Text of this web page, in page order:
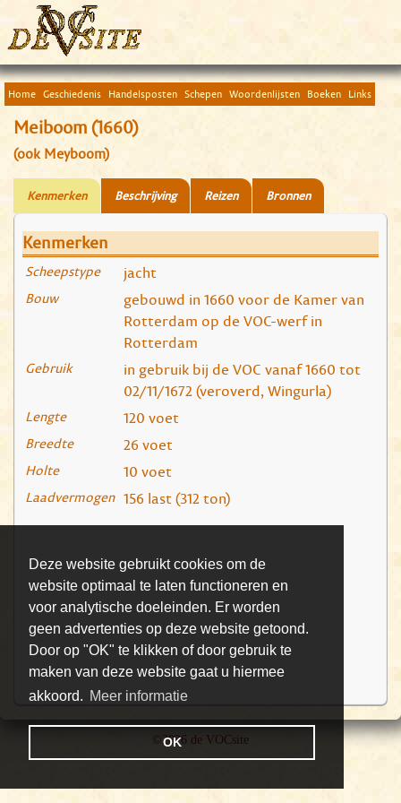
Deze website gebruikt cookies om de
website optimaal te laten functioneren en
voor analytische doeleinden. Er worden
geen advertenties op deze website getoond.
Door op "OK" te klikken of door gebruik te
maken van deze website gaat u hiermee
akkoord. Meer informatie
OK
Home Geschiedenis Handelsposten Schepen Woordenlijsten Boeken Links
Meiboom (1660)
(ook Meyboom)
Kenmerken Beschrijving Reizen Bronnen
Kenmerken
Scheepstype jacht
Bouw
gebouwd in 1660 voor de Kamer van
Rotterdam op de VOC-werf in
Rotterdam
Gebruik
in gebruik bij de VOC vanaf 1660 tot
02/11/1672 (veroverd, Wingurla)
Lengte 120 voet
Breedte 26 voet
Holte 10 voet
Laadvermogen 156 last (312 ton)
©2026 de VOCsite